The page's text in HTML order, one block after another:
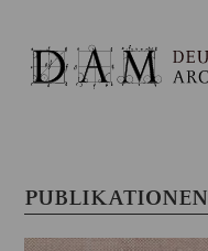
PUBLIKATIONEN